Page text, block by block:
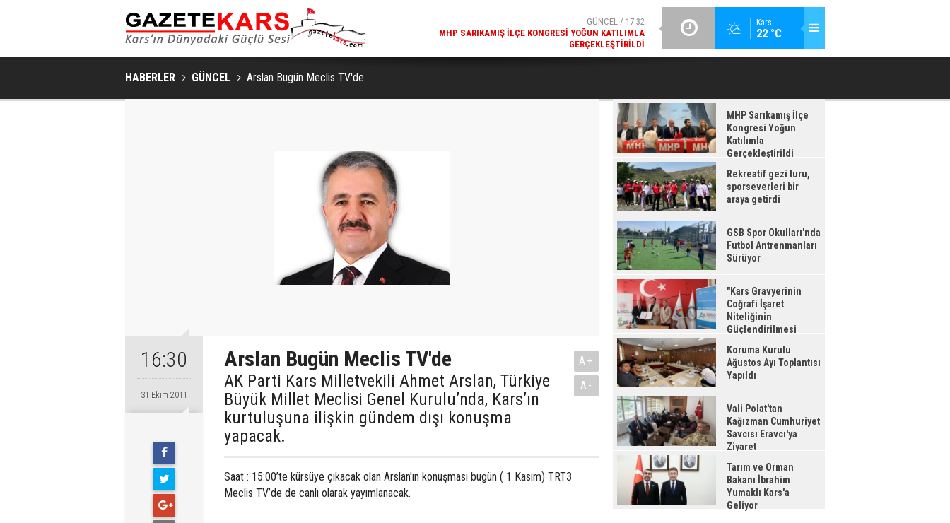
Kars
22 °C
GERÇEKLEŞTIRILDI
GÜNCEL / 17:08
REKREATIF GEZI TURU, SPORSEVERLERI BIR ARAYA GETIRDI
GSB SPOR OKULLARI'NDA FUTBOL ANTRENMANLARI SÜRÜYOR
HABERLER GÜNCEL Arslan Bugün Meclis TV'de
16:30
31 Ekim 2011
Arslan Bugün Meclis TV'de
AK Parti Kars Milletvekili Ahmet Arslan, Türkiye
Büyük Millet Meclisi Genel Kurulu’nda, Kars’ın
kurtuluşuna ilişkin gündem dışı konuşma
yapacak.
A+
A-
Saat : 15:00’te kürsüye çıkacak olan Arslan'ın konuşması bugün ( 1 Kasım) TRT3
Meclis TV’de de canlı olarak yayımlanacak.
MHP Sarıkamış İlçe
Kongresi Yoğun
Katılımla
Gerçekleştirildi
Rekreatif gezi turu,
sporseverleri bir
araya getirdi
GSB Spor Okulları'nda
Futbol Antrenmanları
Sürüyor
"Kars Gravyerinin
Coğrafi İşaret
Niteliğinin
Güçlendirilmesi
Projesi"
Koruma Kurulu
Ağustos Ayı Toplantısı
Yapıldı
Vali Polat'tan
Kağızman Cumhuriyet
Savcısı Eravcı'ya
Ziyaret
Tarım ve Orman
Bakanı İbrahim
Yumaklı Kars'a
Geliyor